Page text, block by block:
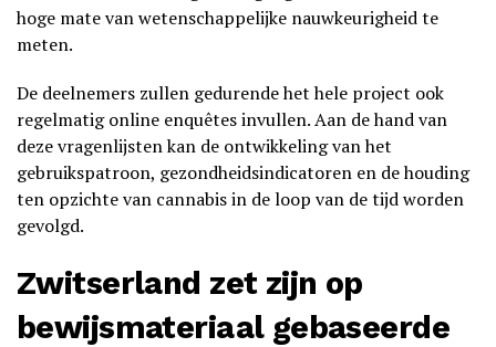
hoge mate van wetenschappelijke nauwkeurigheid te
meten.
De deelnemers zullen gedurende het hele project ook
regelmatig online enquêtes invullen. Aan de hand van
deze vragenlijsten kan de ontwikkeling van het
gebruikspatroon, gezondheidsindicatoren en de houding
ten opzichte van cannabis in de loop van de tijd worden
gevolgd.
Zwitserland zet zijn op
bewijsmateriaal gebaseerde